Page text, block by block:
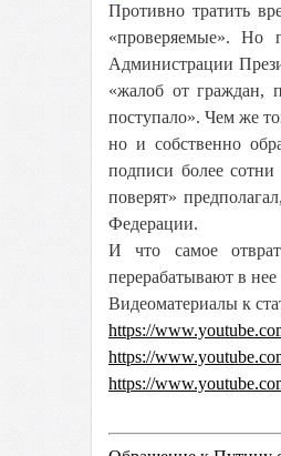
Противно тратить
«проверяемые». Но
Администрации
«жалоб от граждан,
поступало». Чем же
но и собственно
подписи более
поверят»
Федерации.
И что самое
перерабатывают в
Видеоматериалы к
https://
https://
https://